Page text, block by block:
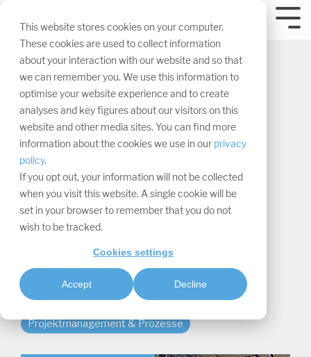
This website stores cookies on your computer.
These cookies are used to collect information
about your interaction with our website and so that
we can remember you. We use this information to
optimise your website experience and to create
analyses and key figures about our visitors on this
website and other media sites. You can find more
information about the cookies we use in our privacy
policy.
If you opt out, your information will not be collected
when you visit this website. A single cookie will be
set in your browser to remember that you do not
wish to be tracked.
Cookies settings
Accept Decline
überspringen.
Die Bedeutung von
Storytelling am
Messestand
Updated on März 25, 2025
Design & Konzeption
Projektmanagement & Prozesse